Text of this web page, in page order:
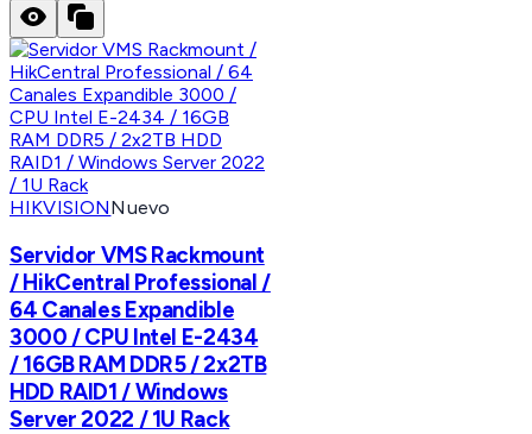
HIKVISIONNuevo
Servidor VMS Rackmount
/ HikCentral Professional /
64 Canales Expandible
3000 / CPU Intel E-2434
/ 16GB RAM DDR5 / 2x2TB
HDD RAID1 / Windows
Server 2022 / 1U Rack